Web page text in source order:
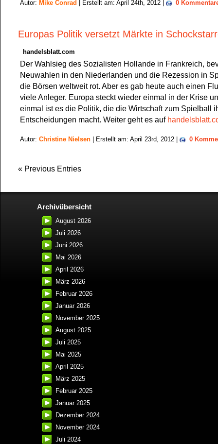
Autor: Mike Conrad | Erstellt am: April 24th, 2012 | 0
Europas Politik versetzt Märkte in
handelsblatt.com
Der Wahlsieg des Sozialisten Hollande in Frankreich,
Neuwahlen in den Niederlanden und die Rezession in
die Börsen weltweit rot. Aber es gab heute auch einen
viele Anleger. Europa steckt wieder einmal in der Krise
einmal ist es die Politik, die die Wirtschaft zum Spielball
Entscheidungen macht. Weiter geht es auf
Autor: Christine Nielsen | Erstellt am: April 23rd, 2012 | 0
« Previous Entries
Archivübersicht
August 2026
Juli 2026
Juni 2026
Mai 2026
April 2026
März 2026
Februar 2026
Januar 2026
November 2025
August 2025
Juli 2025
Mai 2025
April 2025
März 2025
Februar 2025
Januar 2025
Dezember 2024
November 2024
Juli 2024